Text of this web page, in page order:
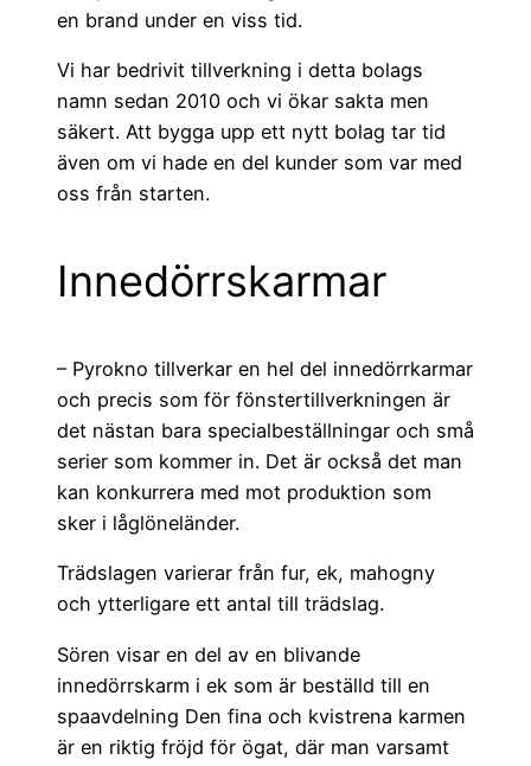
en brand under en viss tid.
Vi har bedrivit tillverkning i detta bolags
namn sedan 2010 och vi ökar sakta men
säkert. Att bygga upp ett nytt bolag tar tid
även om vi hade en del kunder som var med
oss från starten.
Innedörrskarmar
– Pyrokno tillverkar en hel del innedörrkarmar
och precis som för fönstertillverkningen är
det nästan bara specialbeställningar och små
serier som kommer in. Det är också det man
kan konkurrera med mot produktion som
sker i låglöneländer.
Trädslagen varierar från fur, ek, mahogny
och ytterligare ett antal till trädslag.
Sören visar en del av en blivande
innedörrskarm i ek som är beställd till en
spaavdelning Den fina och kvistrena karmen
är en riktig fröjd för ögat, där man varsamt